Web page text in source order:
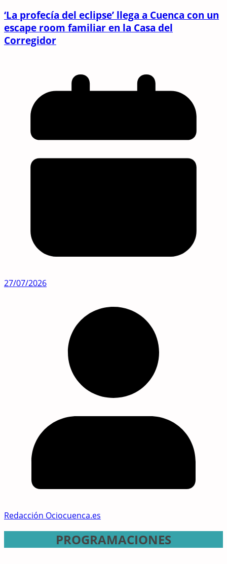
‘La profecía del eclipse’ llega a Cuenca con un
escape room familiar en la Casa del
Corregidor
27/07/2026
Redacción Ociocuenca.es
PROGRAMACIONES